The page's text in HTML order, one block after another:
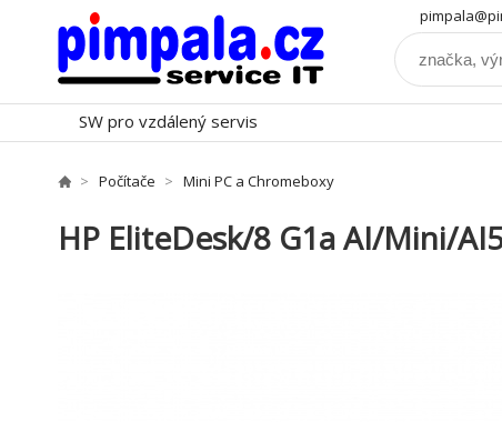
SW pro vzdálený servis
Počítače Mini PC a Chromeboxy
HP EliteDesk/8 G1a AI/Mini/